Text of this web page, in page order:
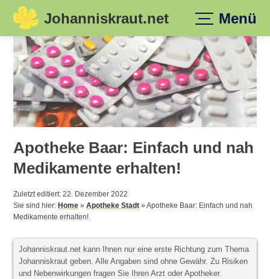
Skip
content
Johanniskraut.net Menü
Apotheke Baar: Einfach und nah
Medikamente erhalten!
Zuletzt editiert: 22. Dezember 2022
Sie sind hier:Home »Apotheke Stadt »Apotheke Baar: Einfach und nah
Medikamente erhalten!
Johanniskraut.net kann Ihnen nur eine erste Richtung zum Thema
Johanniskraut geben. Alle Angaben sind ohne Gewähr. Zu Risiken
und Nebenwirkungen fragen Sie Ihren Arzt oder Apotheker.